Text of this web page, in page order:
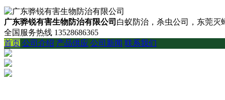
广东骅锐有害生物防治有限公司 白蚁防治，杀虫公司，东莞灭
全国服务热线 13528686365
首页 公司介绍 产品供应 公司新闻 联系我们